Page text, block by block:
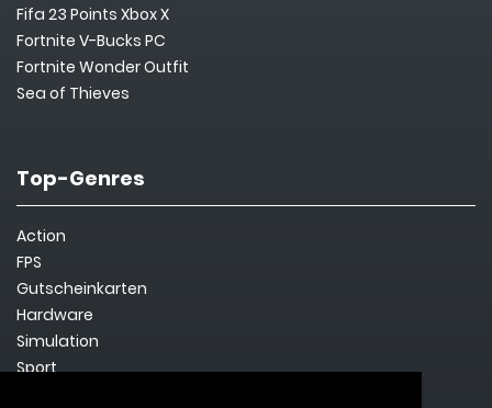
Fifa 23 Points Xbox X
Fortnite V-Bucks PC
Fortnite Wonder Outfit
Sea of Thieves
Top-Genres
Action
FPS
Gutscheinkarten
Hardware
Simulation
Sport